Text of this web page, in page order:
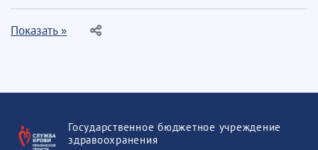
Показать »
Государственное бюджетное учреждение
здравоохранения